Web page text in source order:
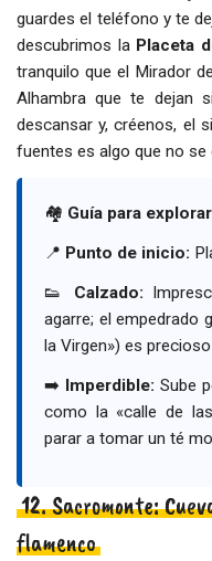
guardes el teléfono y te
descubrimos la Placeta
tranquilo que el Mirador
Alhambra que te dejan
descansar y, créenos, el
fuentes es algo que no se
🏘️ Guía para
📍 Punto de inicio:
👟 Calzado:
agarre; el empedrado
la Virgen») es
➡️ Imperdible: Sube
como la «calle de
parar a tomar un té
12. Sacromonte:
flamenco